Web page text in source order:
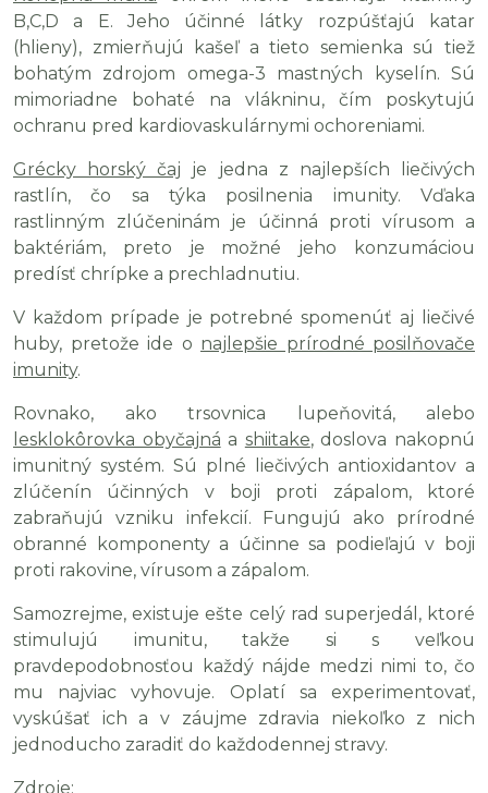
B,C,D a E. Jeho účinné látky rozpúšťajú katar
(hlieny), zmierňujú kašeľ a tieto semienka sú tiež
bohatým zdrojom omega-3 mastných kyselín. Sú
mimoriadne bohaté na vlákninu, čím poskytujú
ochranu pred kardiovaskulárnymi ochoreniami.
Grécky horský čaj je jedna z najlepších liečivých
rastlín, čo sa týka posilnenia imunity. Vďaka
rastlinným zlúčeninám je účinná proti vírusom a
baktériám, preto je možné jeho konzumáciou
predísť chrípke a prechladnutiu.
V každom prípade je potrebné spomenúť aj liečivé
huby, pretože ide o najlepšie prírodné posilňovače
imunity.
Rovnako, ako trsovnica lupeňovitá, alebo
lesklokôrovka obyčajná a shiitake, doslova nakopnú
imunitný systém. Sú plné liečivých antioxidantov a
zlúčenín účinných v boji proti zápalom, ktoré
zabraňujú vzniku infekcií. Fungujú ako prírodné
obranné komponenty a účinne sa podieľajú v boji
proti rakovine, vírusom a zápalom.
Samozrejme, existuje ešte celý rad superjedál, ktoré
stimulujú imunitu, takže si s veľkou
pravdepodobnosťou každý nájde medzi nimi to, čo
mu najviac vyhovuje. Oplatí sa experimentovať,
vyskúšať ich a v záujme zdravia niekoľko z nich
jednoducho zaradiť do každodennej stravy.
Zdroje: